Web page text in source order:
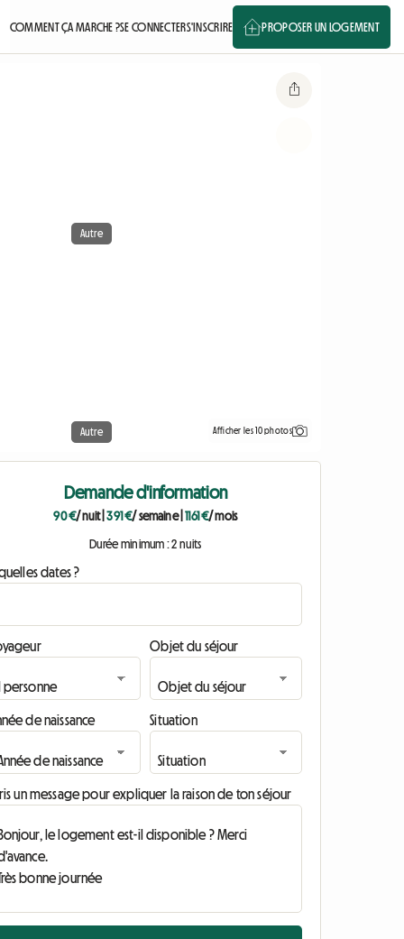
COMMENT ÇA MARCHE ?SE CONNECTERS'INSCRIRE PROPOSER UN LOGEMENT
Autre
Autre Afficher les 10 photos
Demande d'information
90 €/ nuit|391 €/ semaine|1161 €/ mois
Durée minimum : 2 nuits
dates ?
Objet du séjour
de naissance Situation
un message pour expliquer la raison de ton séjour